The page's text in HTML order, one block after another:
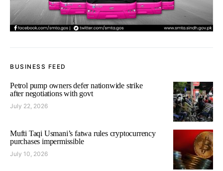
BUSINESS FEED
Petrol pump owners defer nationwide strike
after negotiations with govt
July 22, 2026
Mufti Taqi Usmani’s fatwa rules cryptocurrency
purchases impermissible
July 10, 2026